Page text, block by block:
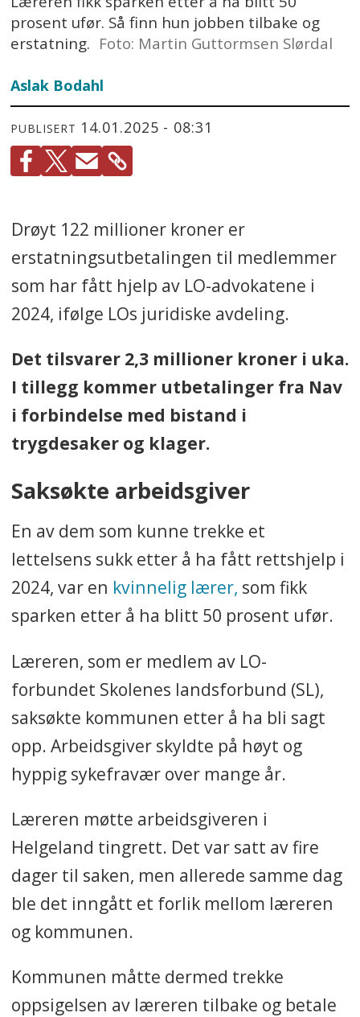
prosent ufør. Så finn hun jobben tilbake og
erstatning. Foto: Martin Guttormsen Slørdal
Aslak Bodahl
PUBLISERT 14.01.2025 - 08:31
Drøyt 122 millioner kroner er
erstatningsutbetalingen til medlemmer
som har fått hjelp av LO-advokatene i
2024, ifølge LOs juridiske avdeling.
Det tilsvarer 2,3 millioner kroner i uka.
I tillegg kommer utbetalinger fra Nav
i forbindelse med bistand i
trygdesaker og klager.
Saksøkte arbeidsgiver
En av dem som kunne trekke et
lettelsens sukk etter å ha fått rettshjelp i
2024, var en kvinnelig lærer, som fikk
sparken etter å ha blitt 50 prosent ufør.
Læreren, som er medlem av LO-
forbundet Skolenes landsforbund (SL),
saksøkte kommunen etter å ha bli sagt
opp. Arbeidsgiver skyldte på høyt og
hyppig sykefravær over mange år.
Læreren møtte arbeidsgiveren i
Helgeland tingrett. Det var satt av fire
dager til saken, men allerede samme dag
ble det inngått et forlik mellom læreren
og kommunen.
Kommunen måtte dermed trekke
oppsigelsen av læreren tilbake og betale